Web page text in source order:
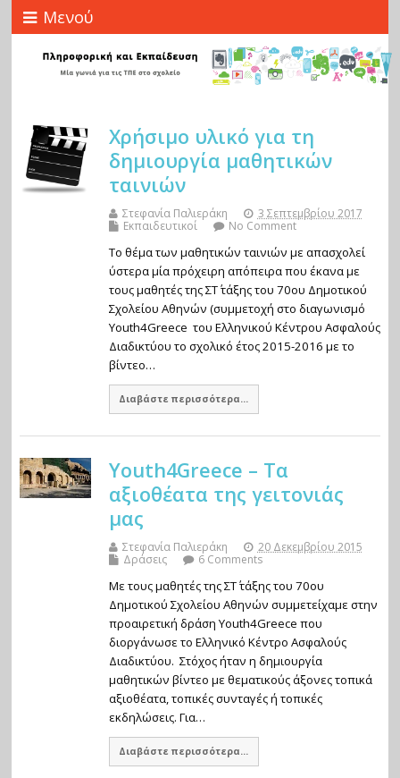
Μενού
Χρήσιμο υλικό για τη
δημιουργία μαθητικών
ταινιών
Στεφανία Παλιεράκη
3 Σεπτεμβρίου 2017
Εκπαιδευτικοί
No Comment
Το θέμα των μαθητικών ταινιών με απασχολεί
ύστερα μία πρόχειρη απόπειρα που έκανα με
τους μαθητές της ΣΤ΄ τάξης του 70ου Δημοτικού
Σχολείου Αθηνών (συμμετοχή στο διαγωνισμό
Youth4Greece του Ελληνικού Κέντρου Ασφαλούς
Διαδικτύου το σχολικό έτος 2015-2016 με το
βίντεο…
Διαβάστε περισσότερα...
Youth4Greece – Τα
αξιοθέατα της γειτονιάς
μας
Στεφανία Παλιεράκη
20 Δεκεμβρίου 2015
Δράσεις
6 Comments
Με τους μαθητές της ΣΤ΄ τάξης του 70ου
Δημοτικού Σχολείου Αθηνών συμμετείχαμε στην
προαιρετική δράση Youth4Greece που
διοργάνωσε το Ελληνικό Κέντρο Ασφαλούς
Διαδικτύου. Στόχος ήταν η δημιουργία
μαθητικών βίντεο με θεματικούς άξονες τοπικά
αξιοθέατα, τοπικές συνταγές ή τοπικές
εκδηλώσεις. Για…
Διαβάστε περισσότερα...